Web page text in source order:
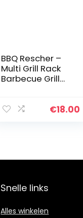
BBQ Rescher –
Multi Grill Rack
Barbecue Grill
Kippenpoot Grill
€18.00
Snelle links
Alles winkelen